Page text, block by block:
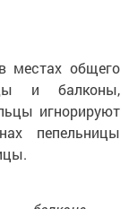
местах общего
и балконы,
игнорируют
пепельницы